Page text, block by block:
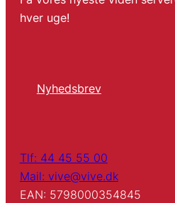
hver uge!
Nyhedsbrev
Tlf: 44 45 55 00
Mail: vive@vive.dk
EAN: 5798000354845